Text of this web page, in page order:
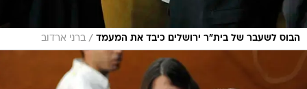
הבוס לשעבר של בית"ר ירושלים כיבד את המעמד / ברני ארדוב